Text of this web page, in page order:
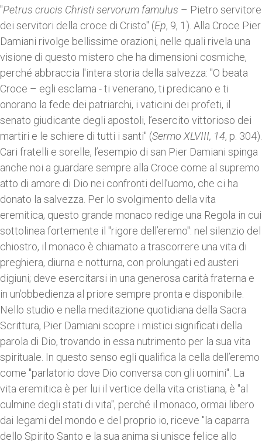
"Petrus crucis Christi servorum famulus – Pietro servitore
dei servitori della croce di Cristo" (Ep, 9, 1). Alla Croce Pier
Damiani rivolge bellissime orazioni, nelle quali rivela una
visione di questo mistero che ha dimensioni cosmiche,
perché abbraccia l'intera storia della salvezza: "O beata
Croce – egli esclama - ti venerano, ti predicano e ti
onorano la fede dei patriarchi, i vaticini dei profeti, il
senato giudicante degli apostoli, l’esercito vittorioso dei
martiri e le schiere di tutti i santi" (Sermo XLVIII, 14, p. 304).
Cari fratelli e sorelle, l’esempio di san Pier Damiani spinga
anche noi a guardare sempre alla Croce come al supremo
atto di amore di Dio nei confronti dell’uomo, che ci ha
donato la salvezza. Per lo svolgimento della vita
eremitica, questo grande monaco redige una Regola in cui
sottolinea fortemente il "rigore dell’eremo": nel silenzio del
chiostro, il monaco è chiamato a trascorrere una vita di
preghiera, diurna e notturna, con prolungati ed austeri
digiuni; deve esercitarsi in una generosa carità fraterna e
in un’obbedienza al priore sempre pronta e disponibile.
Nello studio e nella meditazione quotidiana della Sacra
Scrittura, Pier Damiani scopre i mistici significati della
parola di Dio, trovando in essa nutrimento per la sua vita
spirituale. In questo senso egli qualifica la cella dell’eremo
come "parlatorio dove Dio conversa con gli uomini". La
vita eremitica è per lui il vertice della vita cristiana, è "al
culmine degli stati di vita", perché il monaco, ormai libero
dai legami del mondo e del proprio io, riceve "la caparra
dello Spirito Santo e la sua anima si unisce felice allo